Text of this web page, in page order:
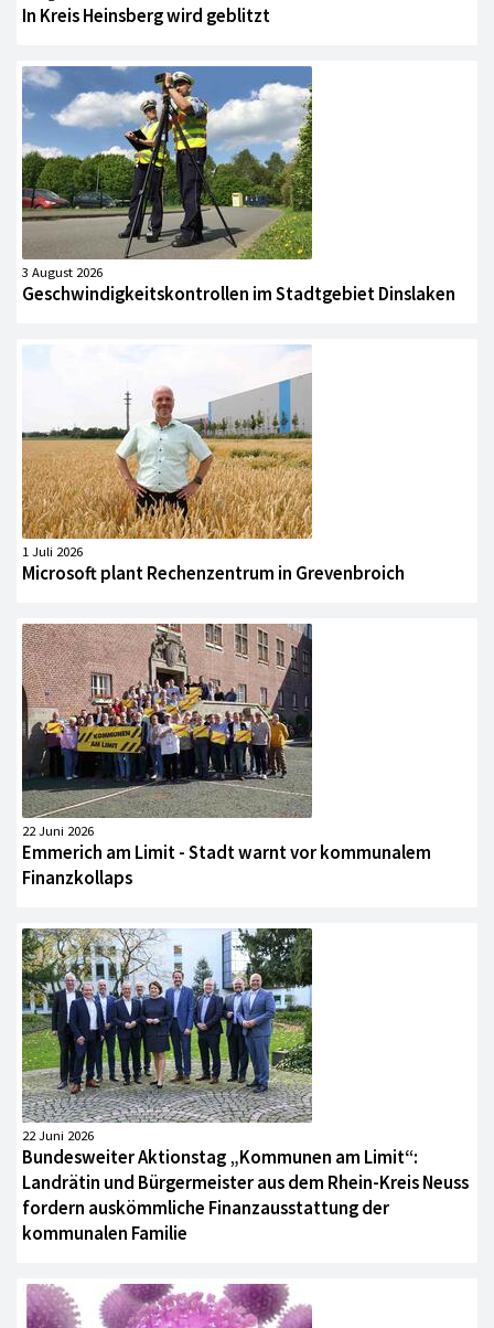
In Kreis Heinsberg wird geblitzt
3 August 2026
Geschwindigkeitskontrollen im Stadtgebiet Dinslaken
1 Juli 2026
Microsoft plant Rechenzentrum in Grevenbroich
22 Juni 2026
Emmerich am Limit - Stadt warnt vor kommunalem
Finanzkollaps
22 Juni 2026
Bundesweiter Aktionstag „Kommunen am Limit“:
Landrätin und Bürgermeister aus dem Rhein-Kreis Neuss
fordern auskömmliche Finanzausstattung der
kommunalen Familie